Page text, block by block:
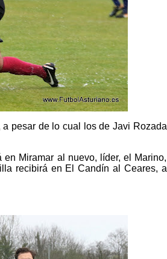
pesar de lo cual los de Javi Rozada
Miramar al nuevo, líder, el Marino,
recibirá en El Candín al Ceares, a